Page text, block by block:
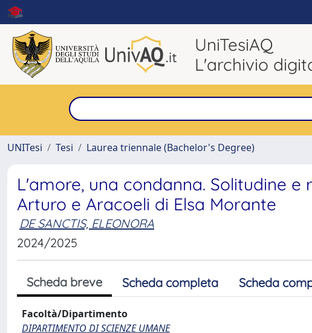
UniTesiAQ
L'archivio
UNITesi
Tesi Laurea triennale (Bachelor's Degree)
L'amore, una condanna. Solitudine
Arturo e Aracoeli di Elsa Morante
DE SANCTIS, ELEONORA
2024/2025
Scheda breve Scheda completa Scheda
Facoltà/Dipartimento
DIPARTIMENTO DI SCIENZE UMANE